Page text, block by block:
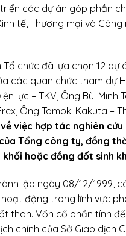
các dự án góp phần
tế, Thương mại và
chức đã lựa chọn 12 dự
các quan chức tham dự
lực – TKV, Ông Bùi Minh
Ông Tomoki Kakuta –
việc hợp tác nghiên
Tổng công ty, đồng
hoặc đồng đốt sinh
lập ngày 08/12/1999,
động trong lĩnh vực
than. Vốn cổ phần tính
chính của Sở Giao dịch